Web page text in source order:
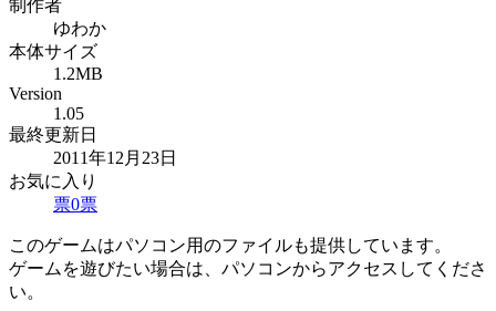
制作者
ゆわか
本体サイズ
1.2MB
Version
1.05
最終更新日
2011年12月23日
お気に入り
票0票
このゲームはパソコン用のファイルも提供しています。
ゲームを遊びたい場合は、パソコンからアクセスしてくださ
い。